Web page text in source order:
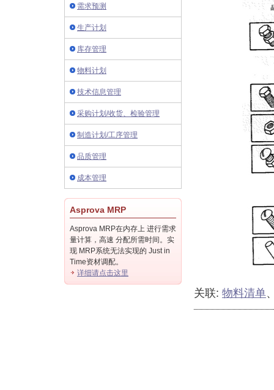
需求预测
生产计划
库存管理
物料计划
技术信息管理
采购计划/收货、检验管理
制造计划/工序管理
品质管理
成本管理
Asprova MRP
Asprova MRP在内存上 进行需求
量计算，高速 分配所需时间。实
现 MRP系统无法实现的 Just in
Time资材调配。
详细请点击这里
关联: 物料清单